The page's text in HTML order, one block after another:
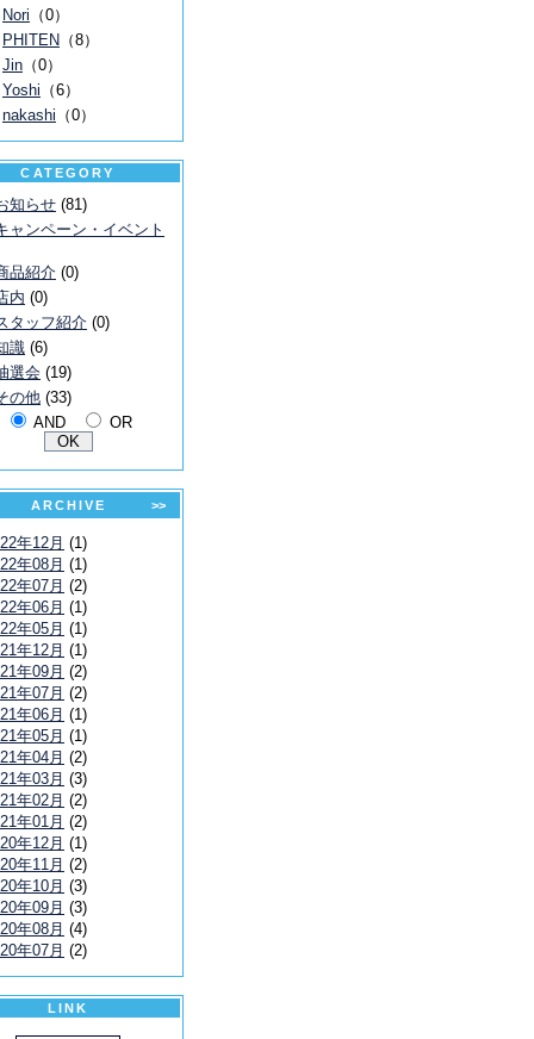
Nori （0）
PHITEN （8）
Jin （0）
Yoshi （6）
nakashi （0）
CATEGORY
知らせ (81)
ャンペーン・イベント
品紹介 (0)
内 (0)
タッフ紹介 (0)
識 (6)
選会 (19)
の他 (33)
AND
OR
ARCHIVE >>
年12月 (1)
年08月 (1)
年07月 (2)
年06月 (1)
年05月 (1)
年12月 (1)
年09月 (2)
年07月 (2)
年06月 (1)
年05月 (1)
年04月 (2)
年03月 (3)
年02月 (2)
年01月 (2)
年12月 (1)
年11月 (2)
年10月 (3)
年09月 (3)
年08月 (4)
年07月 (2)
LINK